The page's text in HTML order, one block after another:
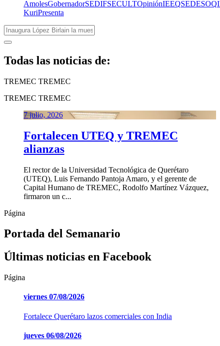
AmolesGobernadorSEDIFSECULTOpiniónIEEQSEDESOQ
KuriPresenta
Todas las noticias de:
TREMEC TREMEC
TREMEC TREMEC
7 julio, 2026
Fortalecen UTEQ y TREMEC
alianzas
El rector de la Universidad Tecnológica de Querétaro
(UTEQ), Luis Fernando Pantoja Amaro, y el gerente de
Capital Humano de TREMEC, Rodolfo Martínez Vázquez,
firmaron un c...
Página
Portada del Semanario
Últimas noticias en Facebook
Página
viernes 07/08/2026
Fortalece Querétaro lazos comerciales con India
jueves 06/08/2026